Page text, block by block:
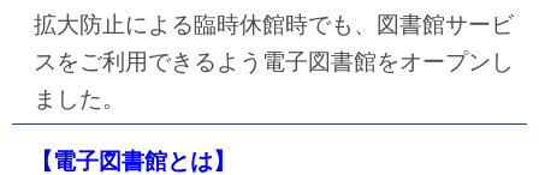
拡大防止による臨時休館時でも、図書館サービ
スをご利用できるよう電子図書館をオープンし
ました。
【電子図書館とは】